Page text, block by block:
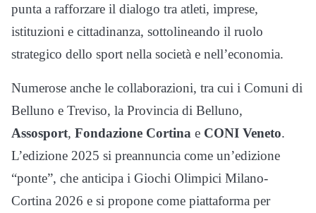
punta a rafforzare il dialogo tra atleti, imprese,
istituzioni e cittadinanza, sottolineando il ruolo
strategico dello sport nella società e nell’economia.
Numerose anche le collaborazioni, tra cui i Comuni di
Belluno e Treviso, la Provincia di Belluno,
Assosport, Fondazione Cortina e CONI Veneto.
L’edizione 2025 si preannuncia come un’edizione
“ponte”, che anticipa i Giochi Olimpici Milano-
Cortina 2026 e si propone come piattaforma per